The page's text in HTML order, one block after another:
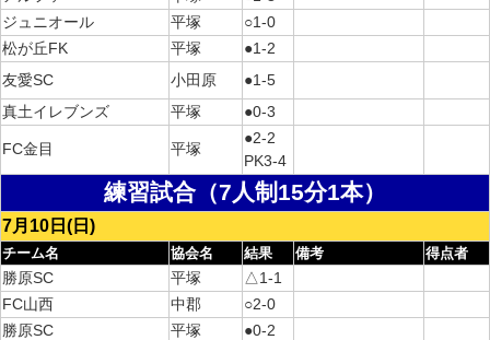
ジュニオール
平塚
○1-0
松が丘FK
平塚
●1-2
友愛SC
小田原
●1-5
真土イレブンズ
平塚 ●0-3
FC金目 平塚
●2-2
PK3-4
練習試合（7人制15分1本）
7月10日(日)
チーム名 協会名 結果 備考 得点者
勝原SC 平塚
△1-1
FC山西
中郡
○2-0
勝原SC
平塚
●0-2